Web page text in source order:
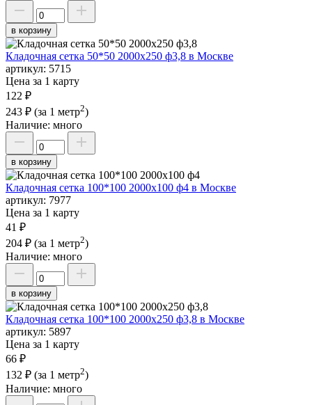
в корзину
Кладочная сетка 50*50 2000х250 ф3,8 в Москве
артикул: 5715
Цена за 1 карту
122 ₽
243 ₽ (за 1 метр2)
Наличие: много
в корзину
Кладочная сетка 100*100 2000х100 ф4 в Москве
артикул: 7977
Цена за 1 карту
41 ₽
204 ₽ (за 1 метр2)
Наличие: много
в корзину
Кладочная сетка 100*100 2000х250 ф3,8 в Москве
артикул: 5897
Цена за 1 карту
66 ₽
132 ₽ (за 1 метр2)
Наличие: много